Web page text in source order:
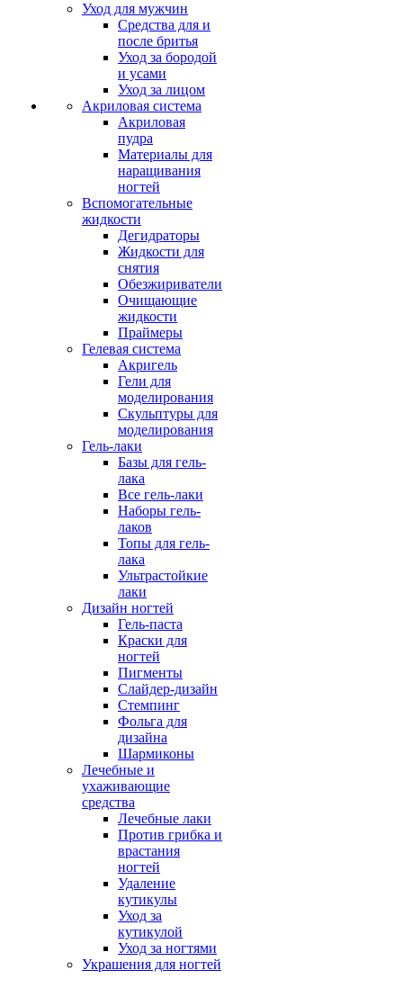
Уход для мужчин
Средства для и
после бритья
Уход за бородой
и усами
Уход за лицом
Акриловая система
Акриловая
пудра
Материалы для
наращивания
ногтей
Вспомогательные
жидкости
Дегидраторы
Жидкости для
снятия
Обезжириватели
Очищающие
жидкости
Праймеры
Гелевая система
Акригель
Гели для
моделирования
Скульптуры для
моделирования
Гель-лаки
Базы для гель-
лака
Все гель-лаки
Наборы гель-
лаков
Топы для гель-
лака
Ультрастойкие
лаки
Дизайн ногтей
Гель-паста
Краски для
ногтей
Пигменты
Слайдер-дизайн
Стемпинг
Фольга для
дизайна
Шармиконы
Лечебные и
ухаживающие
средства
Лечебные лаки
Против грибка и
врастания
ногтей
Удаление
кутикулы
Уход за
кутикулой
Уход за ногтями
Украшения для ногтей